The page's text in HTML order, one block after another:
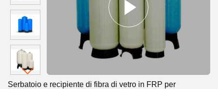
Serbatoio e recipiente di fibra di vetro in FRP per